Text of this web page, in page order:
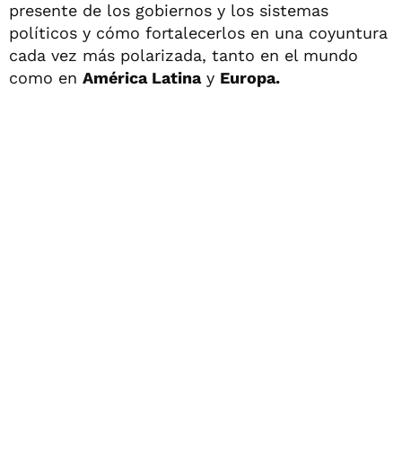
presente de los gobiernos y los sistemas
políticos y cómo fortalecerlos en una coyuntura
cada vez más polarizada, tanto en el mundo
como en América Latinay Europa.